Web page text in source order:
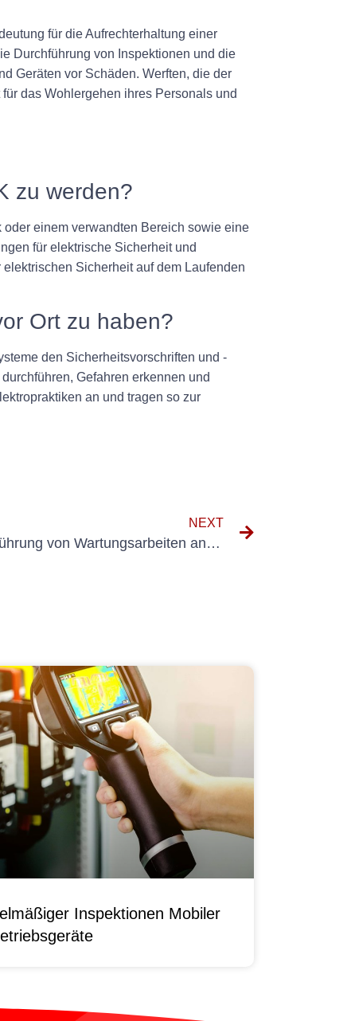
für die Aufrechterhaltung einer
Durchführung von Inspektionen und die
Geräten vor Schäden. Werften, die der
das Wohlergehen ihres Personals und
zu werden?
einem verwandten Bereich sowie eine
für elektrische Sicherheit und
Sicherheit auf dem Laufenden
Ort zu haben?
den Sicherheitsvorschriften und -
Gefahren erkennen und
an und tragen so zur
NEXT
Best Practices für die Durchführung von Wartungsarbeiten an elektrischen Systemen
Inspektionen Mobiler